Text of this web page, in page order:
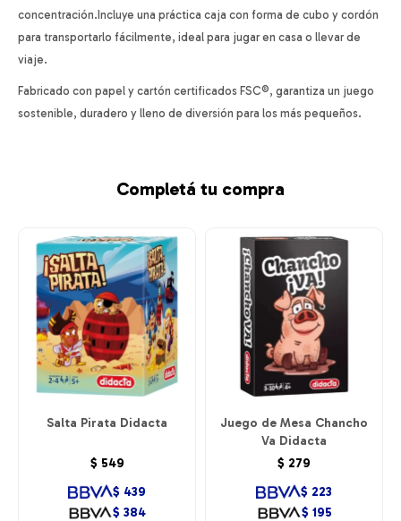
concentración.Incluye una práctica caja con forma de cubo y cordón
para transportarlo fácilmente, ideal para jugar en casa o llevar de
viaje.
Fabricado con papel y cartón certificados FSC®, garantiza un juego
sostenible, duradero y lleno de diversión para los más pequeños.
Completá tu compra
Salta Pirata Didacta
$ 549
$ 384
$ 439
Juego de Mesa Chancho
Va Didacta
$ 279
$ 195
$ 223